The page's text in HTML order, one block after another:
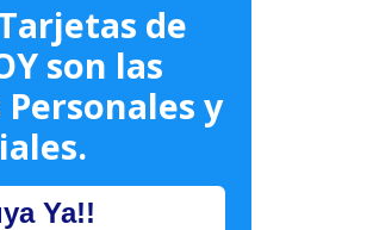
de
son las
y
Ya!!